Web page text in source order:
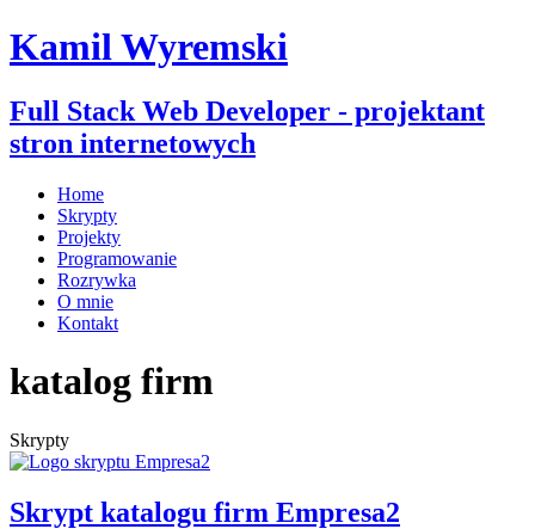
Kamil Wyremski
Full Stack Web Developer - projektant
stron internetowych
Home
Skrypty
Projekty
Programowanie
Rozrywka
O mnie
Kontakt
katalog firm
Skrypty
Skrypt katalogu firm Empresa2